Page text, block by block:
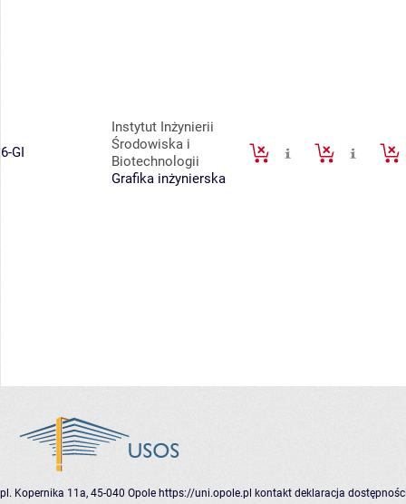
6-GI
Instytut Inżynierii
Środowiska i
Biotechnologii
Grafika inżynierska
pl. Kopernika 11a, 45-040 Opole https://uni.opole.pl kontakt deklaracja